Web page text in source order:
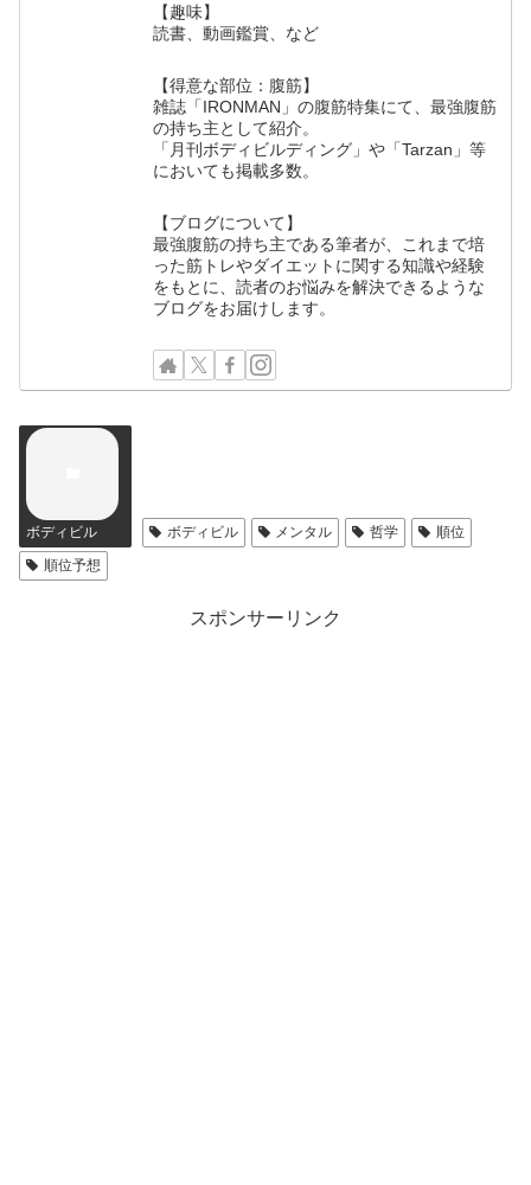
【趣味】
読書、動画鑑賞、など
【得意な部位：腹筋】
雑誌「IRONMAN」の腹筋特集にて、最強腹筋
の持ち主として紹介。
「月刊ボディビルディング」や「Tarzan」等
においても掲載多数。
【ブログについて】
最強腹筋の持ち主である筆者が、これまで培
った筋トレやダイエットに関する知識や経験
をもとに、読者のお悩みを解決できるような
ブログをお届けします。
ボディビル ボディビル メンタル 哲学
順位
順位予想
スポンサーリンク